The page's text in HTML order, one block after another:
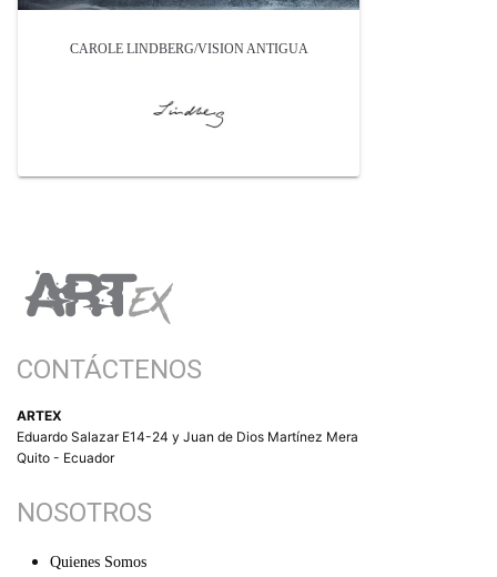
CAROLE LINDBERG/VISION ANTIGUA
CONTÁCTENOS
ARTEX
Eduardo Salazar E14-24 y Juan de Dios Martínez Mera
Quito - Ecuador
NOSOTROS
Quienes Somos